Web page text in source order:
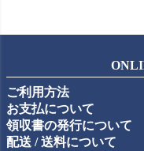
ご利用方法
お支払について
領収書の発行について
配送 / 送料について